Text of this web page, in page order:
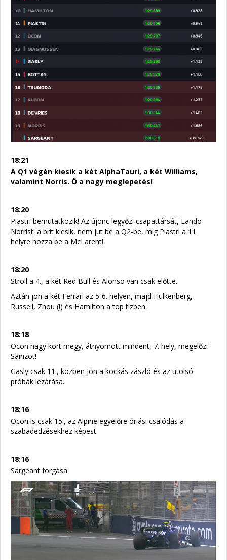
18:21
A Q1 végén kiesik a két AlphaTauri, a két Williams,
valamint Norris. Ő a nagy meglepetés!
18:20
Piastri bemutatkozik! Az újonc legyőzi csapattársát, Lando
Norrist: a brit kiesik, nem jut be a Q2-be, míg Piastri a 11.
helyre hozza be a McLarent!
18:20
Stroll a 4., a két Red Bull és Alonso van csak előtte.
Aztán jön a két Ferrari az 5-6. helyen, majd Hülkenberg,
Russell, Zhou (!) és Hamilton a top tízben.
18:18
Ocon nagy kört megy, átnyomott mindent, 7. hely, megelőzi
Sainzot!
Gasly csak 11., közben jön a kockás zászló és az utolsó
próbák lezárása.
18:16
Ocon is csak 15., az Alpine egyelőre óriási csalódás a
szabadedzésekhez képest.
18:16
Sargeant forgása: